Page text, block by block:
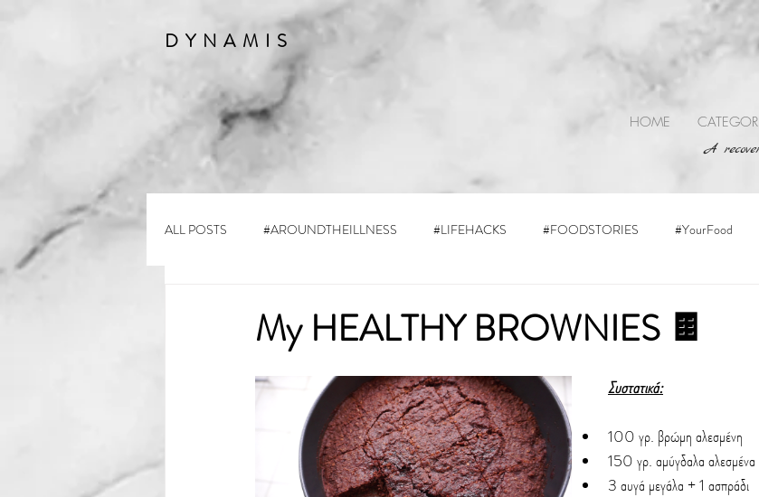
DYNAMIS
HOME
A
ALL POSTS #AROUNDTHEILLNESS #LIFEHACKS #FOODSTORIES #YourFood
My HEALTHY BROWNIES 🍫
Συστατικά:
100 γρ. βρώμη αλεσμένη
150 γρ. αμύγδαλα αλεσμένα
3 αυγά μεγάλα + 1 ασπράδι